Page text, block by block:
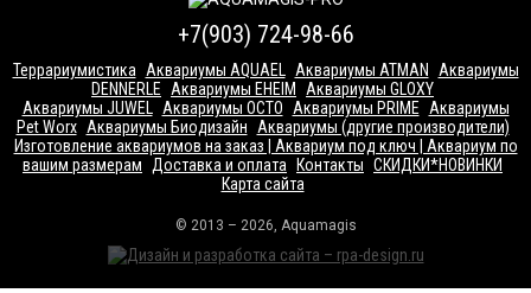
+7(903) 724-98-66
Террариумистика Аквариумы AQUAEL Аквариумы ATMAN
Аквариумы
DENNERLE
Аквариумы EHEIM
Аквариумы GLOXY
Аквариумы JUWEL
Аквариумы OCTO Аквариумы PRIME
Аквариумы
Pet Worx Аквариумы Биодизайн
Аквариумы (другие производители)
Изготовление аквариумов на заказ | Аквариум под ключ | Аквариум по
вашим размерам
Доставка и оплата Контакты СКИДКИ*НОВИНКИ
Карта сайта
© 2013 – 2026, Aquamagis